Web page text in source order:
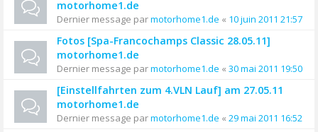
motorhome1.de
Dernier message parmotorhome1.de « 10 juin 2011 21:57
Fotos [Spa-Francochamps Classic 28.05.11]
motorhome1.de
Dernier message parmotorhome1.de « 30 mai 2011 19:50
[Einstellfahrten zum 4.VLN Lauf] am 27.05.11
motorhome1.de
Dernier message parmotorhome1.de « 29 mai 2011 16:52